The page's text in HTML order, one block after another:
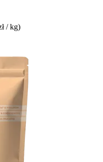
/ kg)